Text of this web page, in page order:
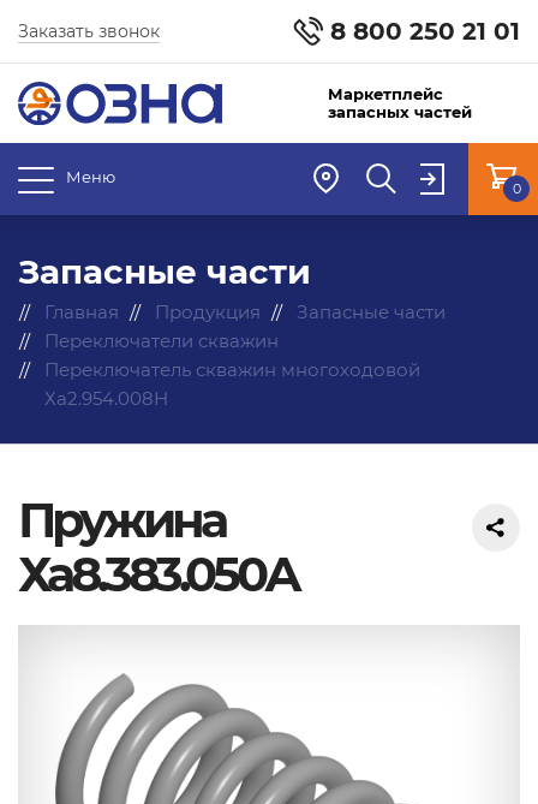
8 800 250 21 01
Заказать звонок
Маркетплейс
запасных частей
Меню
0
Запасные части
Главная Продукция
Запасные части
Переключатели скважин
Переключатель скважин многоходовой
Ха2.954.008Н
Пружина
Ха8.383.050А